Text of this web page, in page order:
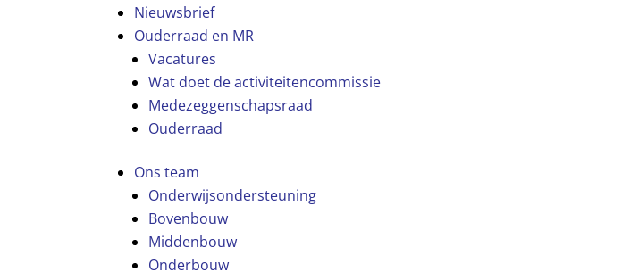
Nieuwsbrief
Ouderraad en MR
Vacatures
Wat doet de activiteitencommissie
Medezeggenschapsraad
Ouderraad
Ons team
Onderwijsondersteuning
Bovenbouw
Middenbouw
Onderbouw